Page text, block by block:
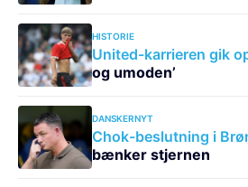
HISTORIE
United-karrieren gik
og umoden’
DANSKERNYT
Chok-beslutning i
bænker stjernen